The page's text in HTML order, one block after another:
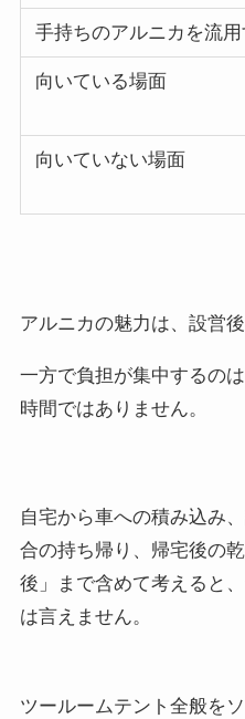
手持ちのアルニカを流
向いている場面
向いていない場面
アルニカの魅力は、設営
一方で負担が集中するの
時間ではありません。
自宅から車への積み込み
合の持ち帰り、帰宅後の
後」まで含めて考えると
は言えません。
ツールームテント全般を